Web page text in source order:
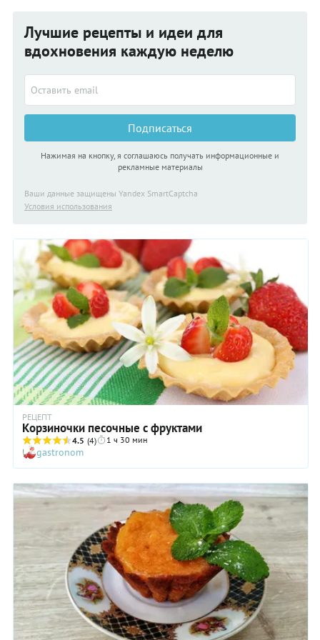
Лучшие рецепты и идеи для
вдохновения каждую неделю
Подписаться
Нажимая на кнопку, я соглашаюсь получать информационные и
рекламные материалы
Ваши данные защищены Yandex SmartCaptcha
Условия использования
РЕЦЕПТ
Корзиночки песочные с фруктами
4.5 (4) 1 ч 30 мин
gastronom